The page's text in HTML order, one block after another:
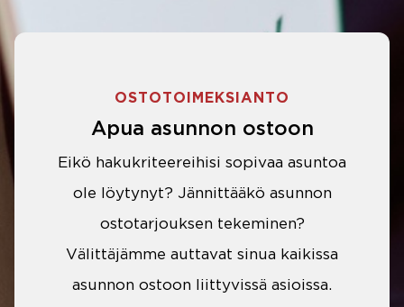
OSTOTOIMEKSIANTO
Apua asunnon ostoon
Eikö hakukriteereihisi sopivaa asuntoa
ole löytynyt? Jännittääkö asunnon
ostotarjouksen tekeminen?
Välittäjämme auttavat sinua kaikissa
asunnon ostoon liittyvissä asioissa.